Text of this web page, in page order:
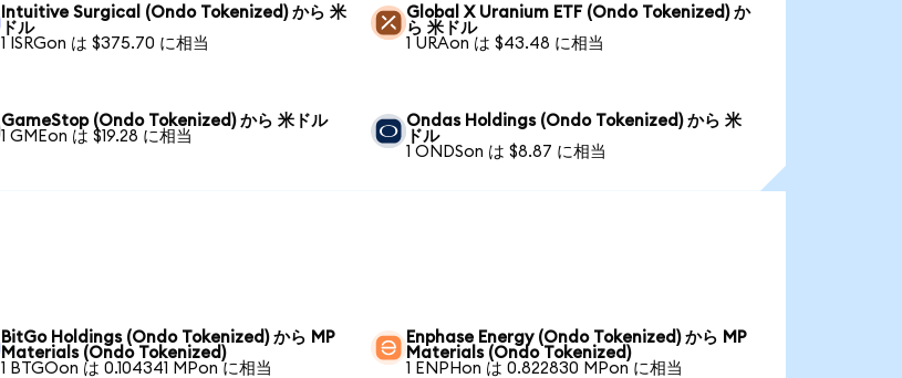
Intuitive Surgical (Ondo Tokenized) から 米
ドル
1 ISRGon は $375.70 に相当
Global X Uranium ETF (Ondo Tokenized) か
ら 米ドル
1 URAon は $43.48 に相当
GameStop (Ondo Tokenized) から 米ドル
1 GMEon は $19.28 に相当
Ondas Holdings (Ondo Tokenized) から 米
ドル
1 ONDSon は $8.87 に相当
BitGo Holdings (Ondo Tokenized) から MP
Materials (Ondo Tokenized)
1 BTGOon は 0.104341 MPon に相当
Enphase Energy (Ondo Tokenized) から MP
Materials (Ondo Tokenized)
1 ENPHon は 0.822830 MPon に相当